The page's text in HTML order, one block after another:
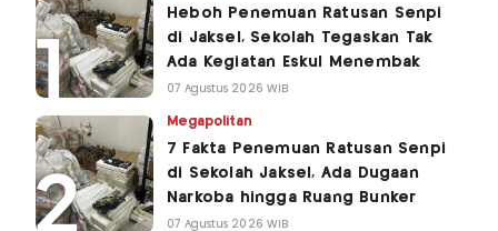
Heboh Penemuan Ratusan Senpi
di Jaksel, Sekolah Tegaskan Tak
Ada Kegiatan Eskul Menembak
07 Agustus 2026 WIB
Megapolitan
7 Fakta Penemuan Ratusan Senpi
di Sekolah Jaksel, Ada Dugaan
Narkoba hingga Ruang Bunker
07 Agustus 2026 WIB